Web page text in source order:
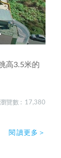
高3.5米的
瀏覽數 : 17,380
閱讀更多＞